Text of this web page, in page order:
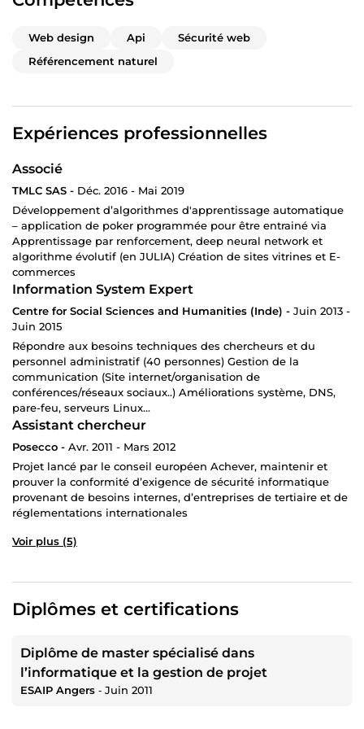
contact, mentions légales)
image
formulaire de contact protégé
pour les moteurs de recherche)
🟡 Présence avancée Pour faire du site un vrai support
questions fréquentes…)
rubrique d’actualités ou d’articles
formulaires plus élaborés (devis, rendez-vous,
questionnaires)
premiers automatismes (notifications, exportation de
données)
travail plus poussé sur le référencement naturel
🔴 Application métier Pour remplacer les tableurs et les
bricolages :
comptes utilisateurs (clients, équipe, partenaires…)
tableau de bord, listes, filtres, recherche, exportation
traitements spécifiques à votre métier
connexions possibles à d’autres outils
fonctions d’intelligence artificielle
✨ Options possibles :
aide à la rédaction ou à la réécriture des textes
demandes)
l’intelligence artificielle, selon vos contraintes
🚫 Pas de système préfabriqué : je développe avec
mon propre cadre de travail, sans dépendre d’une
plateforme.
Web design Api
Sécurité web
Référencement naturel
Expériences professionnelles
Associé
TMLC SAS - Déc. 2016 - Mai 2019
Développement d’algorithmes d'apprentissage automatique
– application de poker programmée pour être entrainé via
Apprentissage par renforcement, deep neural network et
algorithme évolutif (en JULIA) Création de sites vitrines et E-
commerces
Information System Expert
Centre for Social Sciences and Humanities (Inde) - Juin 2013 -
Juin 2015
Répondre aux besoins techniques des chercheurs et du
personnel administratif (40 personnes) Gestion de la
communication (Site internet/organisation de
conférences/réseaux sociaux..) Améliorations système, DNS,
pare-feu, serveurs Linux...
Assistant chercheur
Posecco - Avr. 2011 - Mars 2012
Projet lancé par le conseil européen Achever, maintenir et
prouver la conformité d’exigence de sécurité informatique
provenant de besoins internes, d’entreprises de tertiaire et de
réglementations internationales
Voir plus (5)
Diplômes et certifications
Diplôme de master spécialisé dans
l’informatique et la gestion de projet
ESAIP Angers ‐ Juin 2011